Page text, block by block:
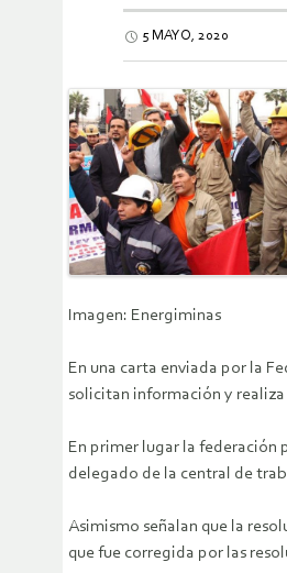
5 MAYO, 2020
Imagen: Energiminas
En una carta enviada por la
solicitan información y realiza
En primer lugar la federación
delegado de la central de
Asimismo señalan que la
que fue corregida por las